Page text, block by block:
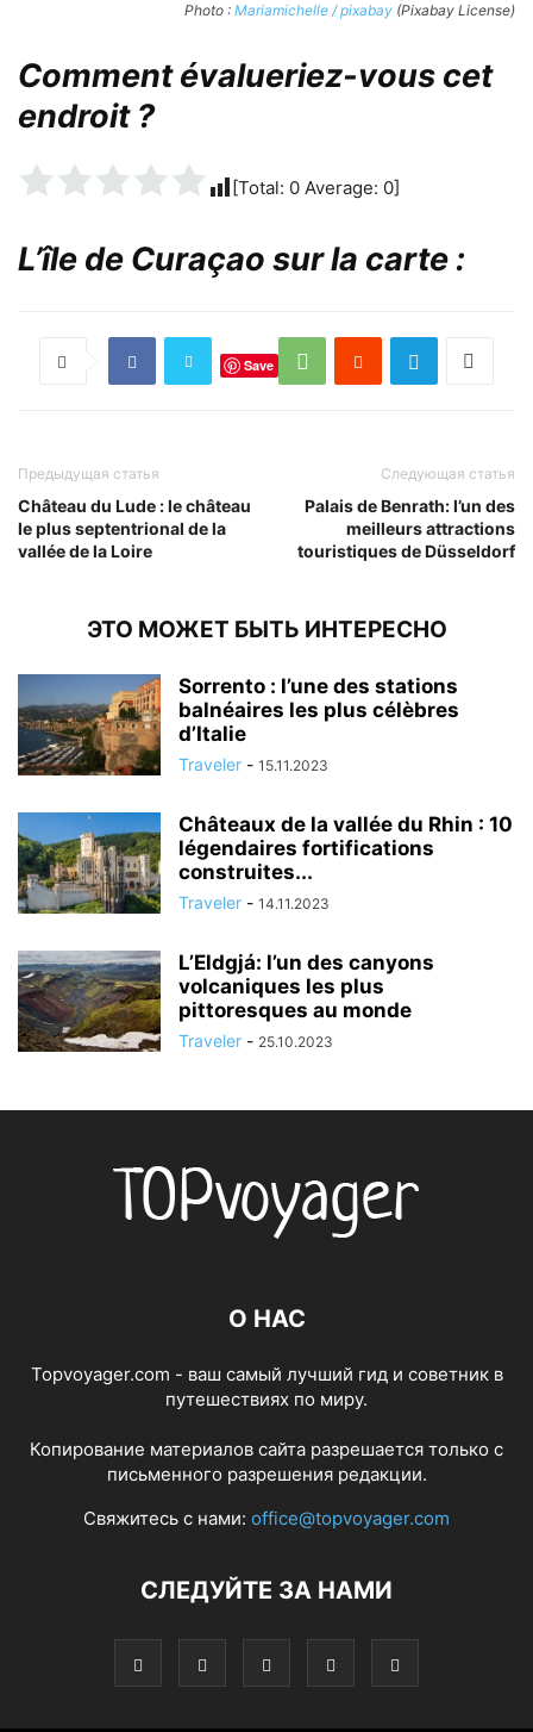
Photo : Mariamichelle / pixabay (Pixabay License)
Comment évalueriez-vous cet
endroit ?
[Total: 0 Average: 0]
L’île de Curaçao sur la carte :
Save
Предыдущая статья
Château du Lude : le château
le plus septentrional de la
vallée de la Loire
Следующая статья
Palais de Benrath: l’un des
meilleurs attractions
touristiques de Düsseldorf
ЭТО МОЖЕТ БЫТЬ ИНТЕРЕСНО
Sorrento : l’une des stations
balnéaires les plus célèbres
d’Italie
Traveler - 15.11.2023
Châteaux de la vallée du Rhin : 10
légendaires fortifications
construites...
Traveler - 14.11.2023
L’Eldgjá: l’un des canyons
volcaniques les plus
pittoresques au monde
Traveler - 25.10.2023
О НАС
Topvoyager.com - ваш самый лучший гид и советник в
путешествиях по миру.
Копирование материалов сайта разрешается только с
письменного разрешения редакции.
Свяжитесь с нами: office@topvoyager.com
СЛЕДУЙТЕ ЗА НАМИ